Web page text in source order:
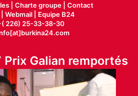
| Charte groupe | Contact
Webmail |
Equipe B24
226) 25-33-38-30
Prix Galian remportés